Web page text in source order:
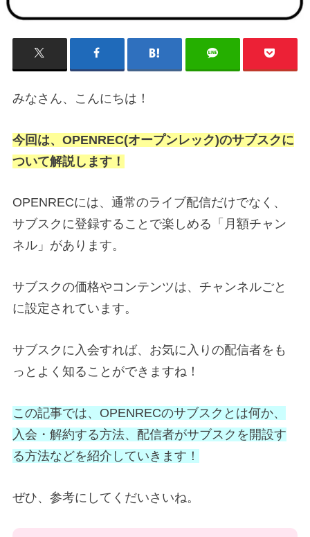
みなさん、こんにちは！
今回は、OPENREC(オープンレック)のサブスクに
ついて解説します！
OPENRECには、通常のライブ配信だけでなく、
サブスクに登録することで楽しめる「月額チャン
ネル」があります。
サブスクの価格やコンテンツは、チャンネルごと
に設定されています。
サブスクに入会すれば、お気に入りの配信者をも
っとよく知ることができますね！
この記事では、OPENRECのサブスクとは何か、
入会・解約する方法、配信者がサブスクを開設す
る方法などを紹介していきます！
ぜひ、参考にしてくだいさいね。